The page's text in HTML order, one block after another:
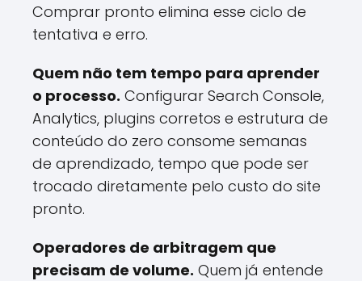
Comprar pronto elimina esse ciclo de
tentativa e erro.
Quem não tem tempo para aprender
o processo. Configurar Search Console,
Analytics, plugins corretos e estrutura de
conteúdo do zero consome semanas
de aprendizado, tempo que pode ser
trocado diretamente pelo custo do site
pronto.
Operadores de arbitragem que
precisam de volume. Quem já entende